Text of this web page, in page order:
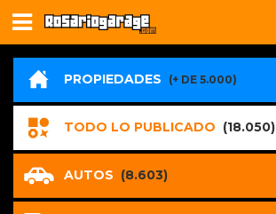
PROPIEDADES (+ DE 5.000)
TODO LO PUBLICADO (18.050)
AUTOS (8.603)